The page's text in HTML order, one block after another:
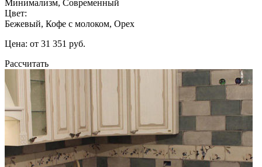
Минимализм, Современный
Цвет:
Бежевый, Кофе с молоком, Орех
Цена: от 31 351 руб.
Рассчитать